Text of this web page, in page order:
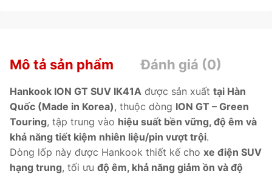
Mô tả sản phẩm Đánh giá (0)
Hankook ION GT SUV IK41A được sản xuất tại Hàn
Quốc (Made in Korea), thuộc dòng ION GT – Green
Touring, tập trung vào hiệu suất bền vững, độ êm và
khả năng tiết kiệm nhiên liệu/pin vượt trội.
Dòng lốp này được Hankook thiết kế cho xe điện SUV
hạng trung, tối ưu độ êm, khả năng giảm ồn và độ